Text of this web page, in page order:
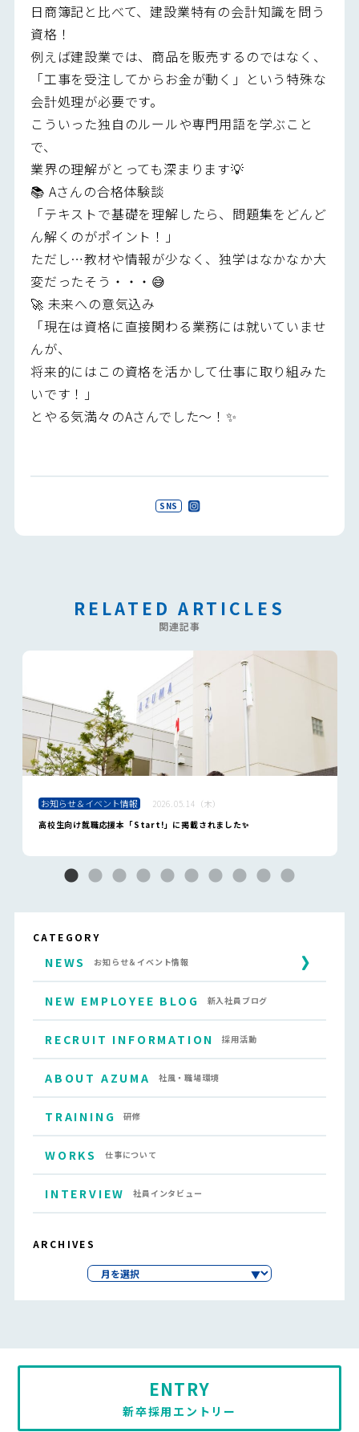
日商簿記と比べて、建設業特有の会計知識を問う
資格！
例えば建設業では、商品を販売するのではなく、
「工事を受注してからお金が動く」という特殊な
会計処理が必要です。
こういった独自のルールや専門用語を学ぶこと
で、
業界の理解がとっても深まります💡
📚 Aさんの合格体験談
「テキストで基礎を理解したら、問題集をどんど
ん解くのがポイント！」
ただし…教材や情報が少なく、独学はなかなか大
変だったそう・・・😅
🚀 未来への意気込み
「現在は資格に直接関わる業務には就いていませ
んが、
将来的にはこの資格を活かして仕事に取り組みた
いです！」
とやる気満々のAさんでした～！✨
SNS
CATEGORY
NEWS お知らせ＆イベント情報
NEW EMPLOYEE BLOG 新入社員ブログ
RECRUIT INFORMATION 採用活動
ABOUT AZUMA 社風・職場環境
TRAINING 研修
WORKS 仕事について
INTERVIEW 社員インタビュー
ARCHIVES
RELATED ARTICLES
関連記事
お知らせ＆イベント情報
2026.05.14（木）
高校生向け就職応援本「Start!」に掲載されました✨
ENTRY
新卒採用エントリー